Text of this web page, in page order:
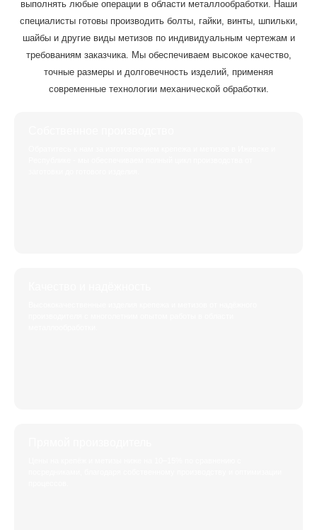
выполнять любые операции в области металлообработки. Наши
специалисты готовы производить болты, гайки, винты, шпильки,
шайбы и другие виды метизов по индивидуальным чертежам и
требованиям заказчика. Мы обеспечиваем высокое качество,
точные размеры и долговечность изделий, применяя
современные технологии механической обработки.